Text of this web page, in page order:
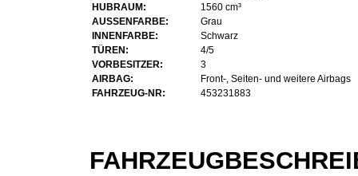
HUBRAUM:
1560 cm³
AUSSENFARBE:
Grau
INNENFARBE:
Schwarz
TÜREN:
4/5
VORBESITZER:
3
AIRBAG:
Front-, Seiten- und weitere Airbags
FAHRZEUG-NR:
453231883